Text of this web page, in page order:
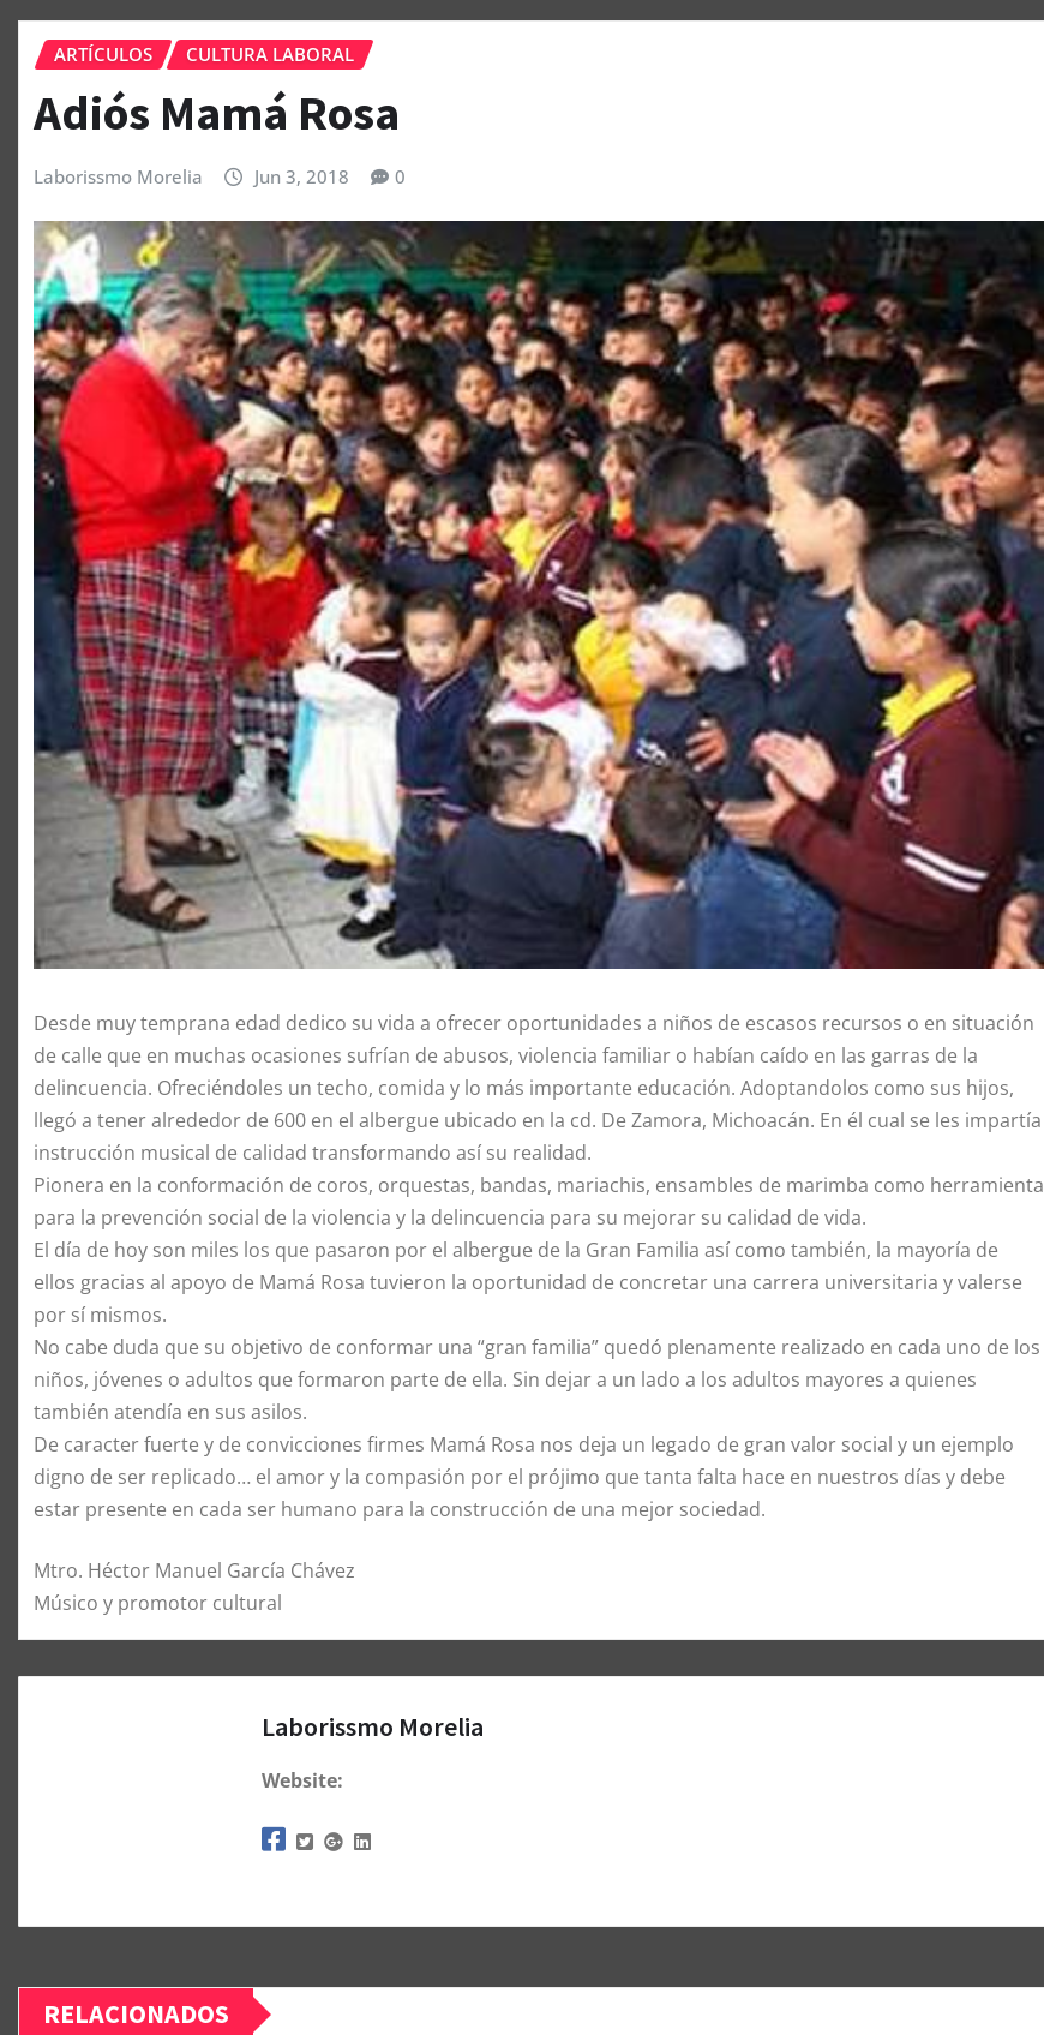
ARTÍCULOS CULTURA LABORAL
Adiós Mamá Rosa
Laborissmo Morelia Jun 3, 2018 0
Desde muy temprana edad dedico su vida a ofrecer oportunidades a niños de escasos recursos o en situación
de calle que en muchas ocasiones sufrían de abusos, violencia familiar o habían caído en las garras de la
delincuencia. Ofreciéndoles un techo, comida y lo más importante educación. Adoptandolos como sus hijos,
llegó a tener alrededor de 600 en el albergue ubicado en la cd. De Zamora, Michoacán. En él cual se les impartía
instrucción musical de calidad transformando así su realidad.
Pionera en la conformación de coros, orquestas, bandas, mariachis, ensambles de marimba como herramienta
para la prevención social de la violencia y la delincuencia para su mejorar su calidad de vida.
El día de hoy son miles los que pasaron por el albergue de la Gran Familia así como también, la mayoría de
ellos gracias al apoyo de Mamá Rosa tuvieron la oportunidad de concretar una carrera universitaria y valerse
por sí mismos.
No cabe duda que su objetivo de conformar una “gran familia” quedó plenamente realizado en cada uno de los
niños, jóvenes o adultos que formaron parte de ella. Sin dejar a un lado a los adultos mayores a quienes
también atendía en sus asilos.
De caracter fuerte y de convicciones firmes Mamá Rosa nos deja un legado de gran valor social y un ejemplo
digno de ser replicado… el amor y la compasión por el prójimo que tanta falta hace en nuestros días y debe
estar presente en cada ser humano para la construcción de una mejor sociedad.
Mtro. Héctor Manuel García Chávez
Músico y promotor cultural
Laborissmo Morelia
Website:
RELACIONADOS